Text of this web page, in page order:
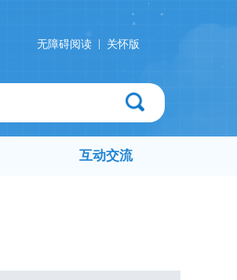
无障碍阅读 关怀版
互动交流